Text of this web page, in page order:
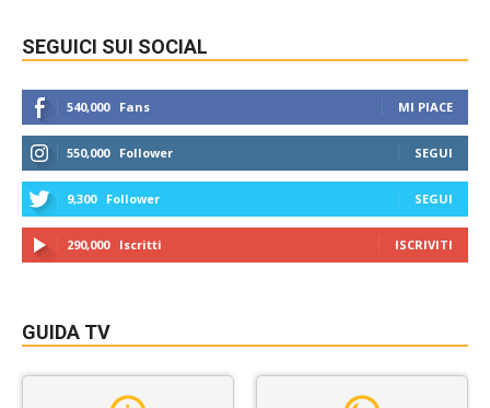
SEGUICI SUI SOCIAL
540,000 Fans MI PIACE
550,000 Follower SEGUI
9,300 Follower SEGUI
290,000 Iscritti ISCRIVITI
GUIDA TV